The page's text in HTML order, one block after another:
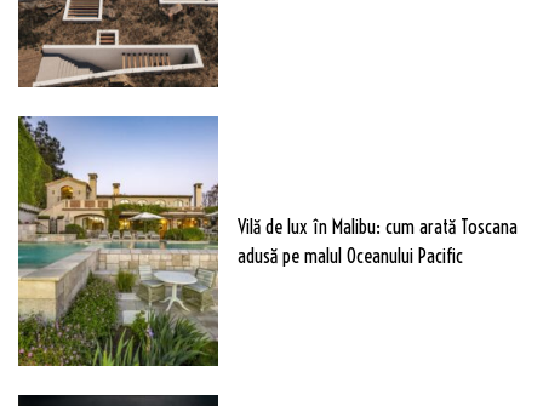
Vilă de lux în Malibu: cum arată Toscana
adusă pe malul Oceanului Pacific